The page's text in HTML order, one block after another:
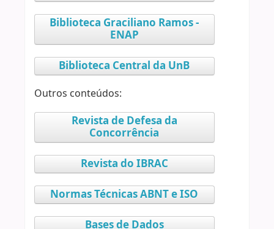
Biblioteca Graciliano Ramos -
ENAP
Biblioteca Central da UnB
Outros conteúdos:
Revista de Defesa da
Concorrência
Revista do IBRAC
Normas Técnicas ABNT e ISO
Bases de Dados